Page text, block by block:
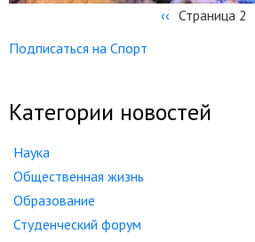
страниц
←
‹‹ Страница 2
Подписаться на Спорт
Категории новостей
Наука
Общественная жизнь
Образование
Студенческий форум